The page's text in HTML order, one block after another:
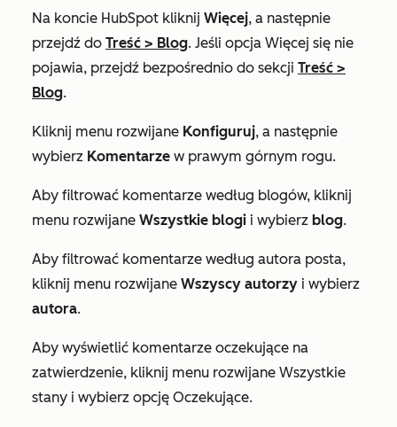
Na koncie HubSpot kliknij Więcej, a następnie
przejdź do Treść > Blog. Jeśli opcja Więcej się nie
pojawia, przejdź bezpośrednio do sekcji Treść >
Blog.
Kliknij menu rozwijane Konfiguruj, a następnie
wybierz Komentarze w prawym górnym rogu.
Aby filtrować komentarze według blogów, kliknij
menu rozwijane Wszystkie blogi i wybierz blog.
Aby filtrować komentarze według autora posta,
kliknij menu rozwijane Wszyscy autorzy i wybierz
autora.
Aby wyświetlić komentarze oczekujące na
zatwierdzenie, kliknij menu rozwijane Wszystkie
stany i wybierz opcję Oczekujące.